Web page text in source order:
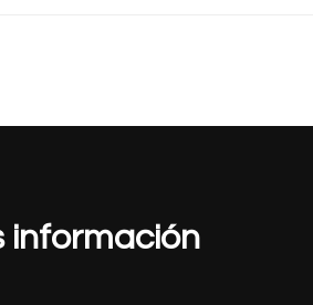
información